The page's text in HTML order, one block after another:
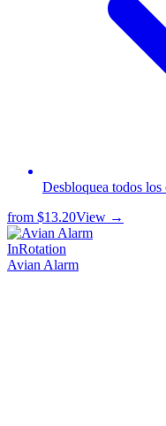
Desbloquea todos los
from $13.20View →
InRotation
Avian Alarm